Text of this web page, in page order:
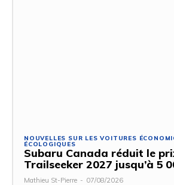
NOUVELLES SUR LES VOITURES
ÉCOLOGIQUES
Subaru Canada réduit le
Trailseeker 2027 jusqu’à 5
Mathieu St-Pierre - 07/08/2026